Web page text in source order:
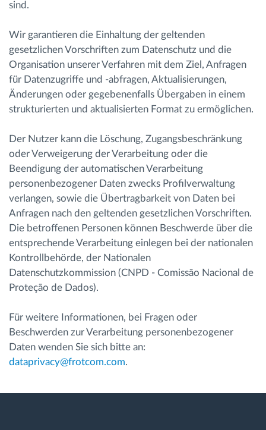
sind.
Wir garantieren die Einhaltung der geltenden
gesetzlichen Vorschriften zum Datenschutz und die
Organisation unserer Verfahren mit dem Ziel, Anfragen
für Datenzugriffe und -abfragen, Aktualisierungen,
Änderungen oder gegebenenfalls Übergaben in einem
strukturierten und aktualisierten Format zu ermöglichen.
Der Nutzer kann die Löschung, Zugangsbeschränkung
oder Verweigerung der Verarbeitung oder die
Beendigung der automatischen Verarbeitung
personenbezogener Daten zwecks Profilverwaltung
verlangen, sowie die Übertragbarkeit von Daten bei
Anfragen nach den geltenden gesetzlichen Vorschriften.
Die betroffenen Personen können Beschwerde über die
entsprechende Verarbeitung einlegen bei der nationalen
Kontrollbehörde, der Nationalen
Datenschutzkommission (CNPD - Comissão Nacional de
Proteção de Dados).
Für weitere Informationen, bei Fragen oder
Beschwerden zur Verarbeitung personenbezogener
Daten wenden Sie sich bitte an:
dataprivacy@frotcom.com.